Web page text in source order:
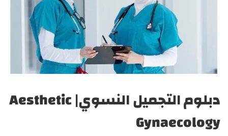
دبلوم التجميل النسوي| Aesthetic
Gynaecology